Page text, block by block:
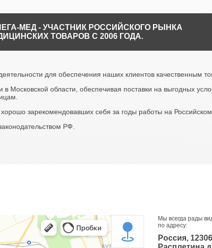
МЕД - УЧАСТНИК РОССИЙСКОГО РЫНКА
ТОВАРОВ С 2006 ГОДА.
для обеспечения наших клиентов качественным
Московской области, обеспечивая поставки на выгодных
зарекомендовавших себя за годы работы на
РФ.
Мы всегда рады
по адресу:
Россия,